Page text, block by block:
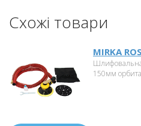
Схожі товари
MIRKA
150мм